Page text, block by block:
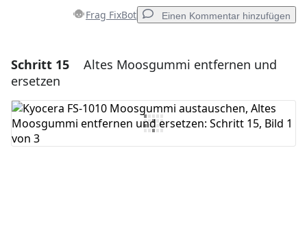
Frag FixBot Einen Kommentar hinzufügen
Einen Kommentar hinzufügen
Kommentar hinzufügen
Schritt 15
Altes Moosgummi entfernen und
ersetzen